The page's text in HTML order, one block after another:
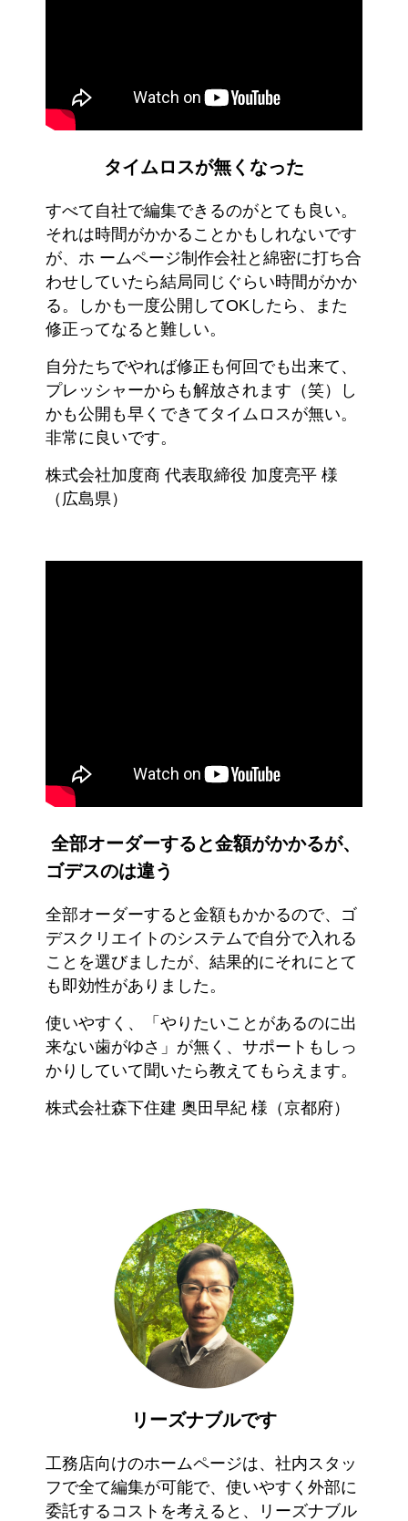
タイムロスが無くなった
すべて自社で編集できるのがとても良い。
それは時間がかかることかもしれないです
が、ホ ームページ制作会社と綿密に打ち合
わせしていたら結局同じぐらい時間がかか
る。しかも一度公開してOKしたら、また
修正ってなると難しい。
自分たちでやれば修正も何回でも出来て、
プレッシャーからも解放されます（笑）し
かも公開も早くできてタイムロスが無い。
非常に良いです。
株式会社加度商 代表取締役 加度亮平 様
（広島県）
全部オーダーすると金額がかかるが、
ゴデスのは違う
全部オーダーすると金額もかかるので、ゴ
デスクリエイトのシステムで自分で入れる
ことを選びましたが、結果的にそれにとて
も即効性がありました。
使いやすく、「やりたいことがあるのに出
来ない歯がゆさ」が無く、サポートもしっ
かりしていて聞いたら教えてもらえます。
株式会社森下住建 奥田早紀 様（京都府）
リーズナブルです
工務店向けのホームページは、社内スタッ
フで全て編集が可能で、使いやすく外部に
委託するコストを考えると、リーズナブル